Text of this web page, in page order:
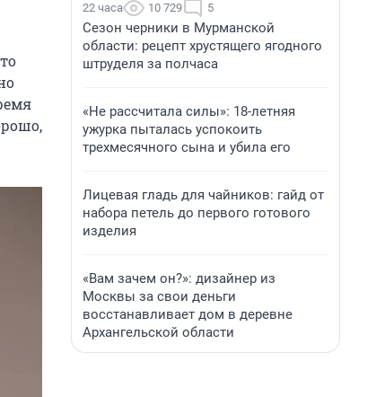
22 часа 10 729 5
Сезон черники в Мурманской
области: рецепт хрустящего ягодного
штруделя за полчаса
«Не рассчитала силы»: 18-летняя
ужурка пыталась успокоить
трехмесячного сына и убила его
Лицевая гладь для чайников: гайд от
набора петель до первого готового
изделия
«Вам зачем он?»: дизайнер из
Москвы за свои деньги
восстанавливает дом в деревне
Архангельской области